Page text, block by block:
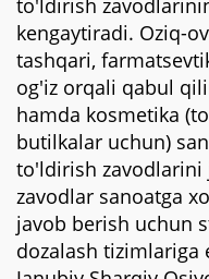
to'ldirish
kengaytiradi. Oziq-
tashqari,
og'iz orqali qabul
hamda kosmetika
butilkalar uchun)
to'ldirish
zavodlar sanoatga
javob berish uchun
dozalash tizimlariga